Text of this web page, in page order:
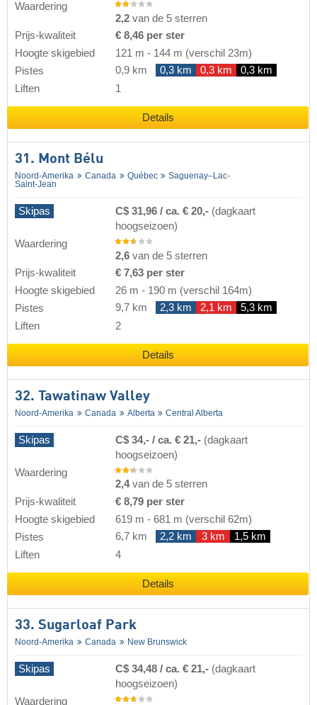
Waardering
2,2 van de 5 sterren
Prijs-kwaliteit
€ 8,46 per ster
Hoogte skigebied
121 m - 144 m (verschil 23m)
Pistes
0,9 km 0,3 km 0,3 km
0,3 km
Liften
1
Details
31. Mont Bélu
Noord-Amerika Canada Québec
Saguenay–Lac-
Saint-Jean
Skipas C$ 31,96 / ca. € 20,- (dagkaart
hoogseizoen)
Waardering
2,6 van de 5 sterren
Prijs-kwaliteit
€ 7,63 per ster
Hoogte skigebied
26 m - 190 m (verschil 164m)
Pistes
9,7 km 2,3 km 2,1 km
5,3 km
Liften
2
Details
32. Tawatinaw Valley
Noord-Amerika Canada Alberta Central Alberta
Skipas C$ 34,- / ca. € 21,- (dagkaart
hoogseizoen)
Waardering
2,4van de 5 sterren
Prijs-kwaliteit
€ 8,79 per ster
Hoogte skigebied
619 m - 681 m (verschil 62m)
Pistes
6,7 km 2,2 km 3 km
1,5 km
Liften
4
Details
33. Sugarloaf Park
Noord-Amerika Canada New Brunswick
Skipas C$ 34,48 / ca. € 21,- (dagkaart
hoogseizoen)
Waardering